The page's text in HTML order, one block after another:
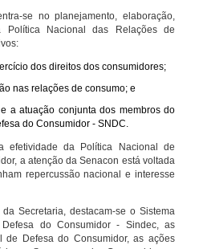
se no planejamento, elaboração,
Política Nacional das Relações de
dos direitos dos consumidores;
nas relações de consumo; e
a atuação conjunta dos membros do
do Consumidor - SNDC.
da Política Nacional de
a atenção da Senacon está voltada
repercussão nacional e interesse
Secretaria, destacam-se o Sistema
do Consumidor - Sindec, as
de Defesa do Consumidor, as ações